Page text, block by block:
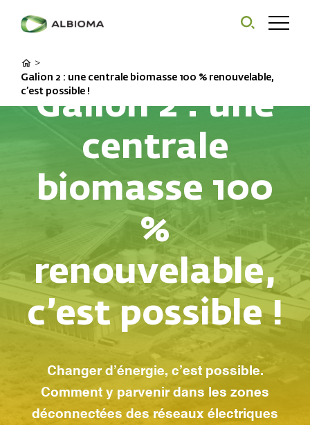
>
Galion 2 : une centrale biomasse 100 % renouvelable,
c’est possible !
Galion 2 : une
centrale
biomasse 100
%
renouvelable,
c’est possible !
Changer d’énergie, c’est possible.
Comment y parvenir dans les zones
déconnectées des réseaux électriques